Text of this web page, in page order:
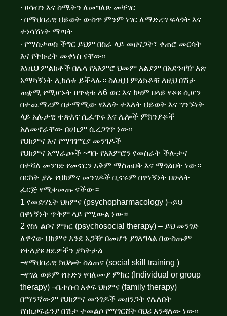
∙ ሀሳብን እና ስሜትን ለመግለጽ መቸገር
∙ በማህበራዊ ህይወት ውስጥ ምንም ነገር ለማድረግ ፍላጎት እና
ተነሳሽነት ማጣት
∙ የማስታወስ ችግር ይህም በስራ ላይ መዘናጋት፣ ቀጠሮ መርሳት
እና የትኩረት መቀነስ ናቸው፡፡
እነዚህ ምልክቶች በሌላ የአእምሮ ህመም አልያም በአደንዛዥ እጽ
አማካኝነት ሊከሰቱ ይችላሉ። ስለዚህ ምልክቶቹ ለዚህ በሽታ
ጠቋሚ የሚሆኑት በጥቂቱ ለ6 ወር እና ከዛም በላይ የቆዩ ሲሆን
በተጨማሪም በታማሚው የእለት ተእለት ህይወት እና ግንኙነት
ላይ አሉታዊ ተጽእኖ ሲፈጥሩ እና ሌሎች ምክንያቶች
አለመኖራቸው በሀኪም ሲረጋገጥ ነው፡፡
የህክምና እና የማገገሚያ መንገዶች
የህክምና አማራጮች ~ግቡ የአእምሮን የመስራት ችሎታና
በተሻለ መንገድ የመኖርን አቅም ማስጠበቅ እና ማጎልበት ነው።
በርከት ያሉ የህክምና መንገዶች ቢኖሩም በዋነኝነት በሁለት
ፈርጅ የሚቀመጡ ናችው።
1 የመድሃኒት ህክምና (psychopharmacology )¬ይህ
በዋነኝነት ጥቅም ላይ የሚውል ነው።
2 የስነ ልቦና ምክር (psychosocial therapy) – ይህ መንገድ
ለዋናው ህክምና እንደ አጋዥ በመሆን ያገለግላል በውስጡም
የተለያዩ ዘዴዎችን ያካትታል
¬የማህበራዊ ክህሎት ስልጠና (social skill training )
¬የግል ወይም የቡድን የባለሙያ ምክር (Individual or group
therapy) ¬ቤተሰብ አቀፍ ህክምና (family therapy)
በማንኛውም የህክምና መንገዶች መዘንጋት የሌለበት
የስኪዞፍሬንያ በሽታ ተመልሶ የማገርሸት ባህሪ እንዳለው ነው፡፡